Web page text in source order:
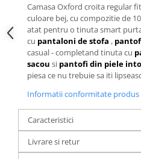
Camasa Oxford croita regular
culoare bej, cu compozitie de
atat pentru o tinuta smart
cu pantaloni de stofa ,
casual - completand tinuta cu
sacou si pantofi din piele
piesa ce nu trebuie sa iti
Informatii conformitate produs
Caracteristici
Livrare si retur